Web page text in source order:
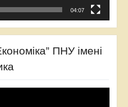
04:07
ПНУ імені